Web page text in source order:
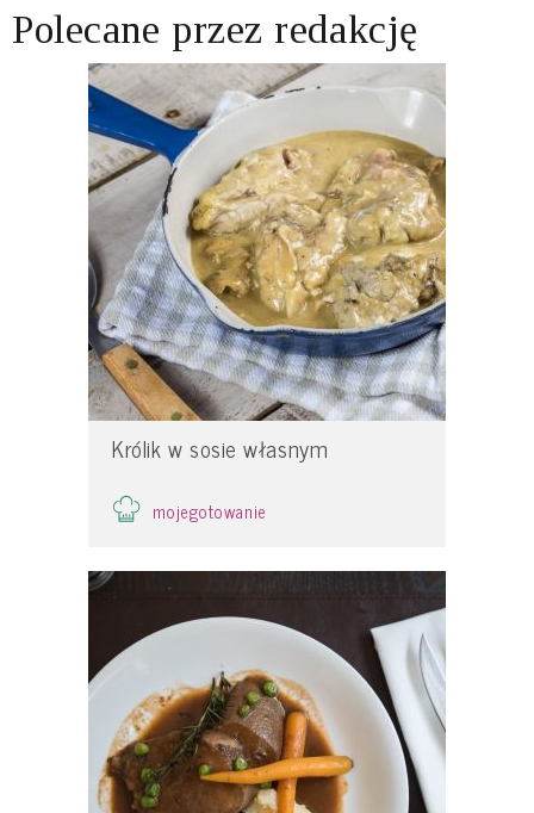
Polecane przez redakcję
Królik w sosie własnym
mojegotowanie